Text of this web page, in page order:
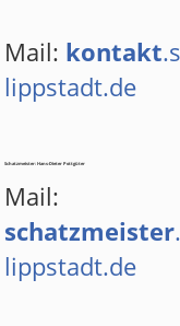
Mail: kontakt
lippstadt.de
Schatzmeister: Hans-Dieter Pottgüter
Mail:
schatzmeister
lippstadt.de